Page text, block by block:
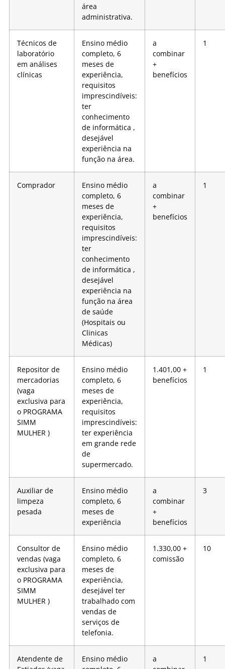
área
administrativa.
Técnicos de
laboratório
em análises
clínicas
Ensino médio
completo, 6
meses de
experiência,
requisitos
imprescindíveis:
ter
conhecimento
de informática ,
desejável
experiência na
função na área.
a
combinar
+
benefícios
1
Comprador
Ensino médio
completo, 6
meses de
experiência,
requisitos
imprescindíveis:
ter
conhecimento
de informática ,
desejável
experiência na
função na área
de saúde
(Hospitais ou
Clinicas
Médicas)
a
combinar
+
benefícios
1
Repositor de
mercadorias
(vaga
exclusiva para
o PROGRAMA
SIMM
MULHER )
Ensino médio
completo, 6
meses de
experiência,
requisitos
imprescindíveis:
ter experiência
em grande rede
de
supermercado.
1.401,00 +
benefícios
1
Auxiliar de
limpeza
pesada
Ensino médio
completo, 6
meses de
experiência
a
combinar
+
benefícios
3
Consultor de
vendas (vaga
exclusiva para
o PROGRAMA
SIMM
MULHER )
Ensino médio
completo, 6
meses de
experiência,
desejável ter
trabalhado com
vendas de
serviços de
telefonia.
1.330,00 +
comissão
10
Atendente de
Ensino médio
a
1